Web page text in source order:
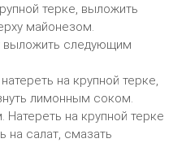
терке, выложить
майонезом.
выложить следующим
на крупной терке,
лимонным соком.
на крупной терке
на салат, смазать